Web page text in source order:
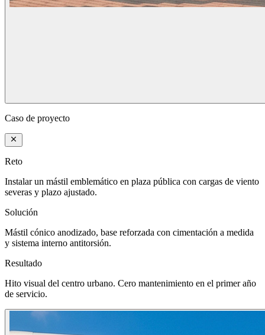
Caso de proyecto
Reto
Instalar un mástil emblemático en plaza pública con cargas de viento
severas y plazo ajustado.
Solución
Mástil cónico anodizado, base reforzada con cimentación a medida
y sistema interno antitorsión.
Resultado
Hito visual del centro urbano. Cero mantenimiento en el primer año
de servicio.